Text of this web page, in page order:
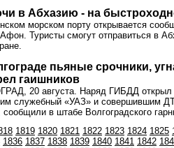
в Абхазию - на
морском порту открывается
Туристы смогут отправиться в
пьяные срочники,
гаишников
20 августа. Наряд ГИБДД
служебный «УАЗ» и совершившим
в штабе Волгоградского
1819 1820 1821 1822 1823 1824 1825
1836 1837 1838 1839 1840 1841 1842